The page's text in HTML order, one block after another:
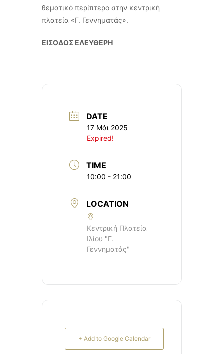
θεματικό περίπτερο στην κεντρική
πλατεία «Γ. Γεννηματάς».
ΕΙΣΟΔΟΣ ΕΛΕΥΘΕΡΗ
DATE
17 Μάι 2025
Expired!
TIME
10:00 - 21:00
LOCATION
Κεντρική Πλατεία
Ιλίου "Γ.
Γεννηματάς"
+ Add to Google Calendar